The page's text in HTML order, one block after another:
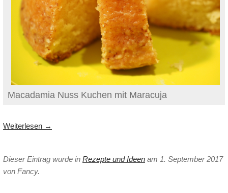
Macadamia Nuss Kuchen mit Maracuja
Weiterlesen →
Dieser Eintrag wurde in Rezepte und Ideen am 1. September 2017
von Fancy.